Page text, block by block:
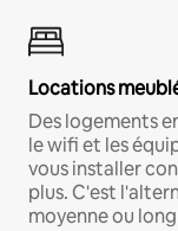
Locations
Des logements
le wifi et les
vous installer
plus. C'est
moyenne ou